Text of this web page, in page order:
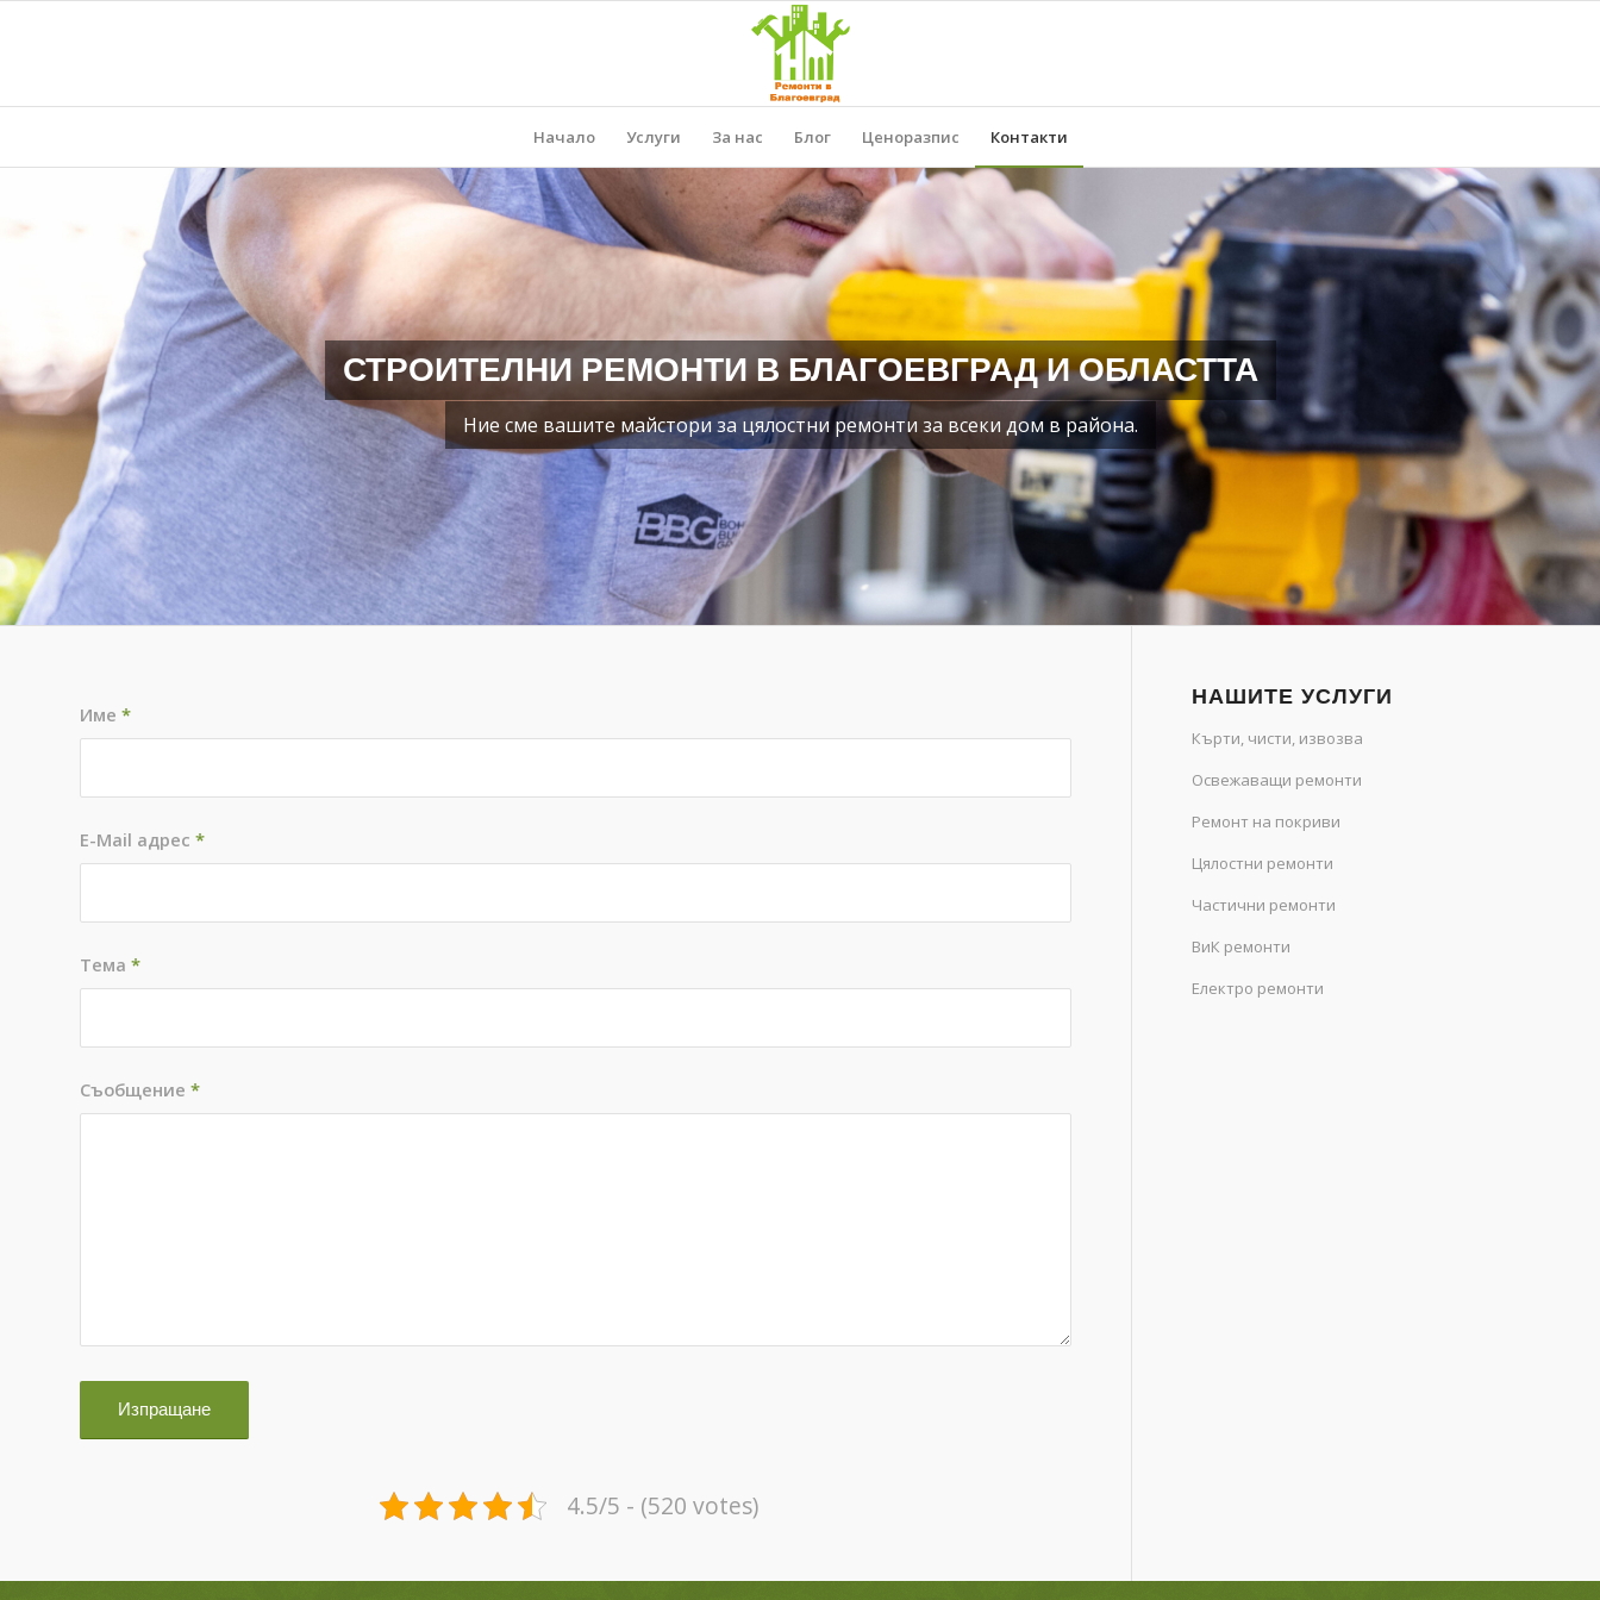
Начало Услуги За нас Блог Ценоразпис Контакти
СТРОИТЕЛНИ РЕМОНТИ В БЛАГОЕВГРАД И ОБЛАСТТА
Ние сме вашите майстори за цялостни ремонти за всеки дом в района.
Име *
E-Mail адрес *
Тема *
Съобщение *
4.5/5 - (520 votes)
НАШИТЕ УСЛУГИ
Кърти, чисти, извозва
Освежаващи ремонти
Ремонт на покриви
Цялостни ремонти
Частични ремонти
ВиК ремонти
Електро ремонти